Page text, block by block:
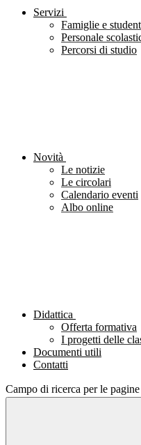
Servizi
Famiglie e
Personale
Percorsi di studio
Novità
Le notizie
Le circolari
Calendario eventi
Albo online
Didattica
Offerta formativa
I progetti delle
Documenti utili
Contatti
Campo di ricerca per le